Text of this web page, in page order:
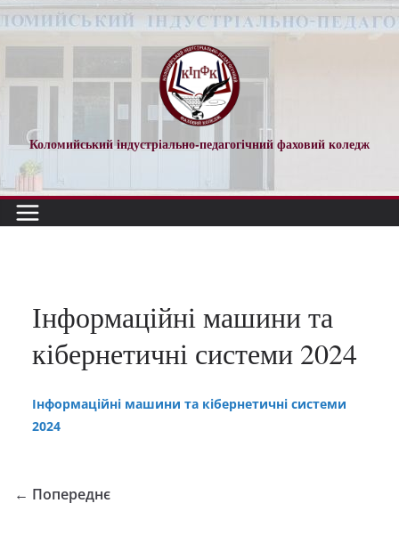
Перейти
до
Коломийський індустріально-педагогічний фаховий коледж
Інформаційні машини та
кібернетичні системи 2024
Інформаційні машини та кібернетичні системи
2024
← Попереднє